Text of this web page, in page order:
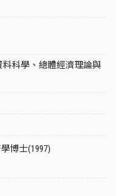
科學、總體經濟理論與
博士(1997)